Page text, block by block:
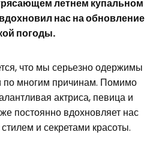
летнем купальном
нас на обновление
погоды.
что мы серьезно одержимы
многим причинам. Помимо
актриса, певица и
постоянно вдохновляет нас
и секретами красоты.